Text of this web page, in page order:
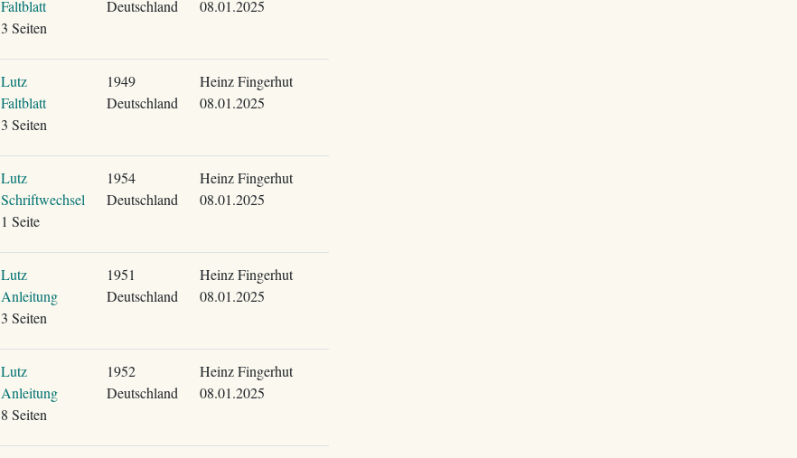
Faltblatt
3 Seiten
Deutschland
08.01.2025
Lutz
Faltblatt
3 Seiten
1949
Deutschland
Heinz Fingerhut
08.01.2025
Lutz
Schriftwechsel
1 Seite
1954
Deutschland
Heinz Fingerhut
08.01.2025
Lutz
Anleitung
3 Seiten
1951
Deutschland
Heinz Fingerhut
08.01.2025
Lutz
Anleitung
8 Seiten
1952
Deutschland
Heinz Fingerhut
08.01.2025